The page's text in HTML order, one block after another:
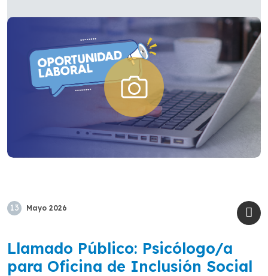
13 Mayo 2026
Llamado Público: Psicólogo/a
para Oficina de Inclusión Social